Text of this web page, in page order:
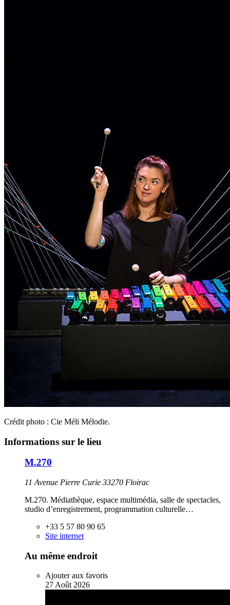
Crédit photo : Cie Méli Mélodie.
Informations sur le lieu
M.270
11 Avenue Pierre Curie 33270 Floirac
M.270. Médiathèque, espace multimédia, salle de spectacles,
studio d’enregistrement, programmation culturelle…
+33 5 57 80 90 65
Site internet
Au même endroit
Ajouter aux favoris
27Août 2026